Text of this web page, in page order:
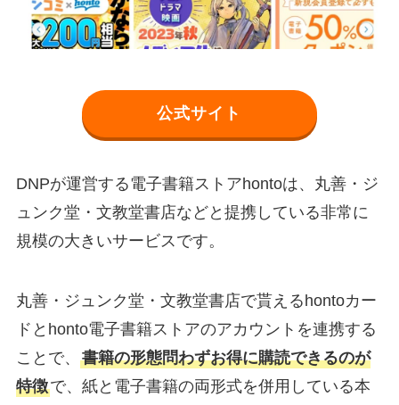
公式サイト
DNPが運営する電子書籍ストアhontoは、丸善・ジ
ュンク堂・文教堂書店などと提携している非常に
規模の大きいサービスです。
丸善・ジュンク堂・文教堂書店で貰えるhontoカー
ドとhonto電子書籍ストアのアカウントを連携する
ことで、 書籍の形態問わずお得に購読できるのが
特徴で、紙と電子書籍の両形式を併用している本